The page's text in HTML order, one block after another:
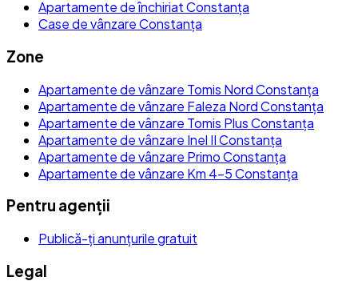
Apartamente de închiriat Constanța
Case de vânzare Constanța
Zone
Apartamente de vânzare Tomis Nord Constanța
Apartamente de vânzare Faleza Nord Constanța
Apartamente de vânzare Tomis Plus Constanța
Apartamente de vânzare Inel II Constanța
Apartamente de vânzare Primo Constanța
Apartamente de vânzare Km 4-5 Constanța
Pentru agenții
Publică-ți anunțurile gratuit
Legal